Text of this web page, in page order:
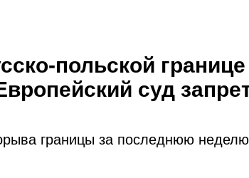
польской границе
суд
границы за последнюю